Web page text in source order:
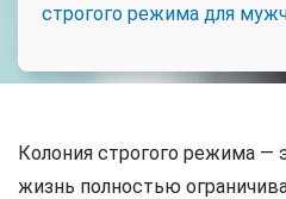
строгого режима для
Колония строгого режима —
жизнь полностью